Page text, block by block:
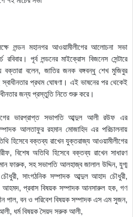
লন্ডন মহানগর আওয়ামীলীগের আলোচনা সভা
পূর্ব লন্ডনের মাইক্রোস বিজনেস সেন্টারে
বলেন, জাতির জনক বঙ্গবন্ধু শেখ মুজিবুর
স্বাধীনতার প্রথম ঘোষণা। এই ভাষনের পর থেকেই
জন্য প্রস্তুতি নিতে শুরু করে।
ভারপ্রাপ্ত সভাপতি আব্দুল আলী রউফ এর
আলতাফুর রহমান মোজাহিদ এর পরিচালনায়
হিসেবে বক্তব্য রাখেন যুক্তরাজ্য আওয়ামীলীগের
বিশেষ অতিথি হিসেবে বক্তব্য রাখেন সাধারণ
ফারুক, সহ সভাপতি আলহাজ্ব জালাল উদ্দিন, যুগ্ম
সাংগঠনিক সম্পাদক আব্দুল আহাদ চৌধুরী,
আহমদ, প্রবাস বিষয়ক সম্পাদক আনসারুল হক, গণ
পাল, বন ও পরিবেশ বিষয়ক সম্পাদক এস এম সুজন,
আলী, ধর্ম বিষয়ক সৈয়দ সরুক আলী,